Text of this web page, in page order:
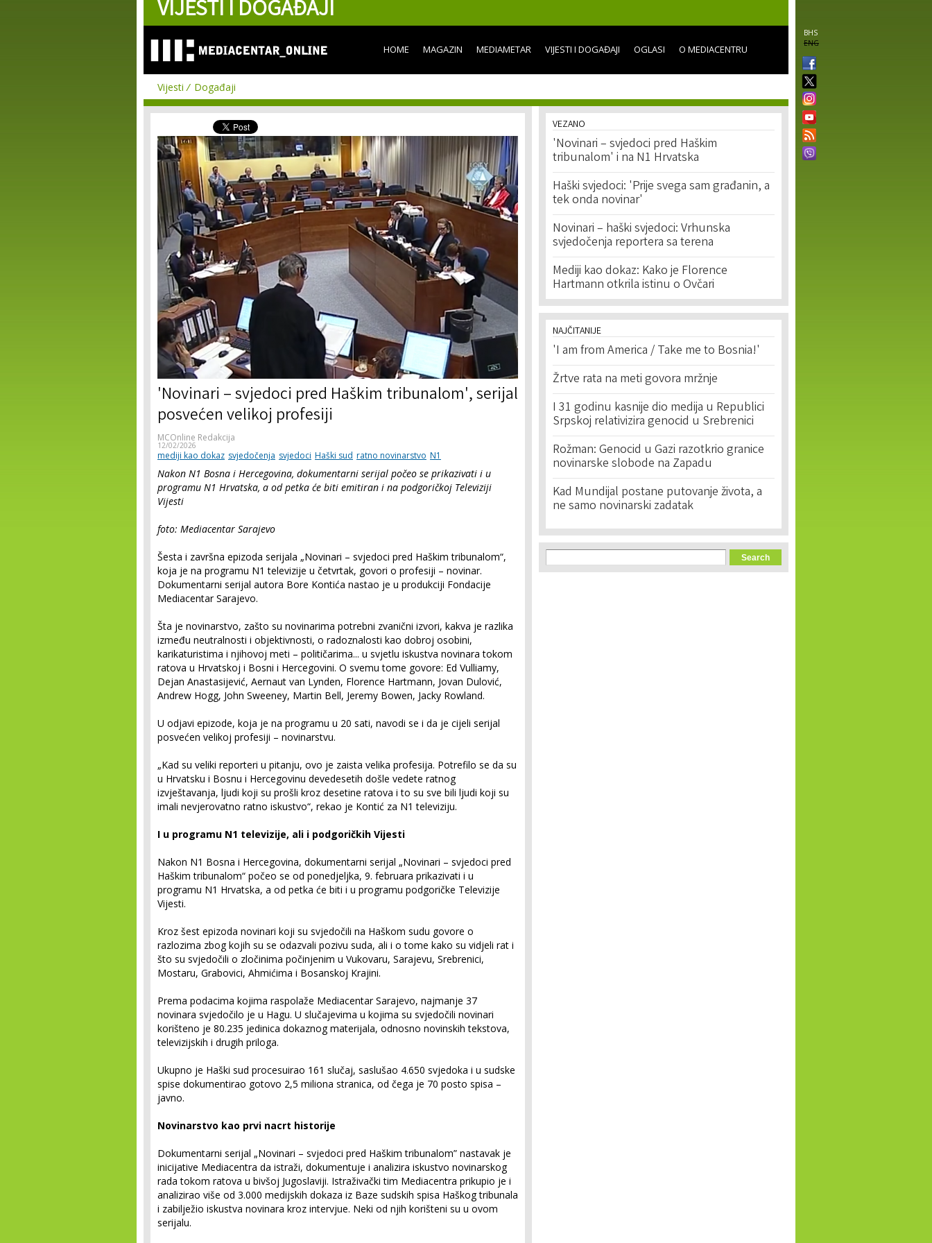
content
VIJESTI I DOGAĐAJI
BHS
ENG
HOME MAGAZIN MEDIAMETAR VIJESTI I DOGAĐAJI OGLASI O MEDIACENTRU
Vijesti Događaji
'Novinari – svjedoci pred Haškim tribunalom', serijal
posvećen velikoj profesiji
MCOnline Redakcija
12/02/2026
mediji kao dokaz svjedočenja svjedoci Haški sud ratno novinarstvo N1
Nakon N1 Bosna i Hercegovina, dokumentarni serijal počeo se prikazivati i u
programu N1 Hrvatska, a od petka će biti emitiran i na podgoričkoj Televiziji
Vijesti
foto: Mediacentar Sarajevo
Šesta i završna epizoda serijala „Novinari – svjedoci pred Haškim tribunalom“,
koja je na programu N1 televizije u četvrtak, govori o profesiji – novinar.
Dokumentarni serijal autora Bore Kontića nastao je u produkciji Fondacije
Mediacentar Sarajevo.
Šta je novinarstvo, zašto su novinarima potrebni zvanični izvori, kakva je razlika
između neutralnosti i objektivnosti, o radoznalosti kao dobroj osobini,
karikaturistima i njihovoj meti – političarima... u svjetlu iskustva novinara tokom
ratova u Hrvatskoj i Bosni i Hercegovini. O svemu tome govore: Ed Vulliamy,
Dejan Anastasijević, Aernaut van Lynden, Florence Hartmann, Jovan Dulović,
Andrew Hogg, John Sweeney, Martin Bell, Jeremy Bowen, Jacky Rowland.
U odjavi epizode, koja je na programu u 20 sati, navodi se i da je cijeli serijal
posvećen velikoj profesiji – novinarstvu.
„Kad su veliki reporteri u pitanju, ovo je zaista velika profesija. Potrefilo se da su
u Hrvatsku i Bosnu i Hercegovinu devedesetih došle vedete ratnog
izvještavanja, ljudi koji su prošli kroz desetine ratova i to su sve bili ljudi koji su
imali nevjerovatno ratno iskustvo“, rekao je Kontić za N1 televiziju.
I u programu N1 televizije, ali i podgoričkih Vijesti
Nakon N1 Bosna i Hercegovina, dokumentarni serijal „Novinari – svjedoci pred
Haškim tribunalom“ počeo se od ponedjeljka, 9. februara prikazivati i u
programu N1 Hrvatska, a od petka će biti i u programu podgoričke Televizije
Vijesti.
Kroz šest epizoda novinari koji su svjedočili na Haškom sudu govore o
razlozima zbog kojih su se odazvali pozivu suda, ali i o tome kako su vidjeli rat i
što su svjedočili o zločinima počinjenim u Vukovaru, Sarajevu, Srebrenici,
Mostaru, Grabovici, Ahmićima i Bosanskoj Krajini.
Prema podacima kojima raspolaže Mediacentar Sarajevo, najmanje 37
novinara svjedočilo je u Hagu. U slučajevima u kojima su svjedočili novinari
korišteno je 80.235 jedinica dokaznog materijala, odnosno novinskih tekstova,
televizijskih i drugih priloga.
Ukupno je Haški sud procesuirao 161 slučaj, saslušao 4.650 svjedoka i u sudske
spise dokumentirao gotovo 2,5 miliona stranica, od čega je 70 posto spisa –
javno.
Novinarstvo kao prvi nacrt historije
Dokumentarni serijal „Novinari – svjedoci pred Haškim tribunalom” nastavak je
inicijative Mediacentra da istraži, dokumentuje i analizira iskustvo novinarskog
rada tokom ratova u bivšoj Jugoslaviji. Istraživački tim Mediacentra prikupio je i
analizirao više od 3.000 medijskih dokaza iz Baze sudskih spisa Haškog tribunala
i zabilježio iskustva novinara kroz intervjue. Neki od njih korišteni su u ovom
serijalu.
VEZANO
'Novinari – svjedoci pred Haškim
tribunalom' i na N1 Hrvatska
Haški svjedoci: 'Prije svega sam građanin, a
tek onda novinar'
Novinari – haški svjedoci: Vrhunska
svjedočenja reportera sa terena
Mediji kao dokaz: Kako je Florence
Hartmann otkrila istinu o Ovčari
NAJČITANIJE
'I am from America / Take me to Bosnia!'
Žrtve rata na meti govora mržnje
I 31 godinu kasnije dio medija u Republici
Srpskoj relativizira genocid u Srebrenici
Rožman: Genocid u Gazi razotkrio granice
novinarske slobode na Zapadu
Kad Mundijal postane putovanje života, a
ne samo novinarski zadatak
Search form
Search